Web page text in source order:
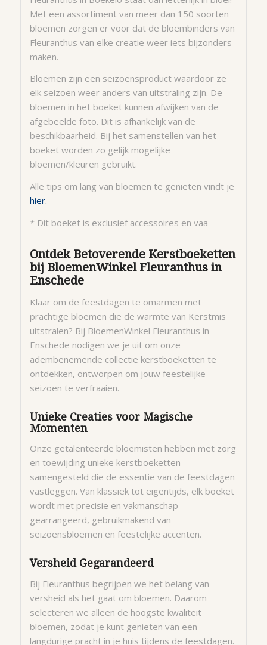
Met een assortiment van meer dan 150 soorten
bloemen zorgen er voor dat de bloembinders van
Fleuranthus van elke creatie weer iets bijzonders
maken.
Bloemen zijn een seizoensproduct waardoor ze
elk seizoen weer anders van uitstraling zijn. De
bloemen in het boeket kunnen afwijken van de
afgebeelde foto. Dit is afhankelijk van de
beschikbaarheid. Bij het samenstellen van het
boeket worden zo gelijk mogelijke
bloemen/kleuren gebruikt.
Alle tips om lang van bloemen te genieten vindt je
hier.
* Dit boeket is exclusief accessoires en vaa
Ontdek Betoverende Kerstboeketten
bij BloemenWinkel Fleuranthus in
Enschede
Klaar om de feestdagen te omarmen met
prachtige bloemen die de warmte van Kerstmis
uitstralen? Bij BloemenWinkel Fleuranthus in
Enschede nodigen we je uit om onze
adembenemende collectie kerstboeketten te
ontdekken, ontworpen om jouw feestelijke
seizoen te verfraaien.
Unieke Creaties voor Magische
Momenten
Onze getalenteerde bloemisten hebben met zorg
en toewijding unieke kerstboeketten
samengesteld die de essentie van de feestdagen
vastleggen. Van klassiek tot eigentijds, elk boeket
wordt met precisie en vakmanschap
gearrangeerd, gebruikmakend van
seizoensbloemen en feestelijke accenten.
Versheid Gegarandeerd
Bij Fleuranthus begrijpen we het belang van
versheid als het gaat om bloemen. Daarom
selecteren we alleen de hoogste kwaliteit
bloemen, zodat je kunt genieten van een
langdurige pracht in je huis tijdens de feestdagen.